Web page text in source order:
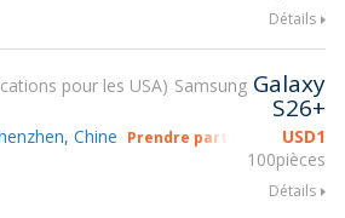
Détails
pour les USA Samsung Galaxy
S26+
USD1
100pièces
Chine Prendre part à gsmX Hong
Détails